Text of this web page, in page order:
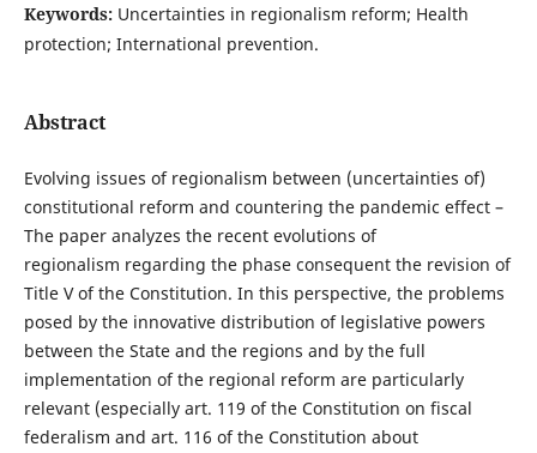
Keywords: Uncertainties in regionalism reform; Health
protection; International prevention.
Abstract
Evolving issues of regionalism between (uncertainties of)
constitutional reform and countering the pandemic effect –
The paper analyzes the recent evolutions of
regionalism regarding the phase consequent the revision of
Title V of the Constitution. In this perspective, the problems
posed by the innovative distribution of legislative powers
between the State and the regions and by the full
implementation of the regional reform are particularly
relevant (especially art. 119 of the Constitution on fiscal
federalism and art. 116 of the Constitution about